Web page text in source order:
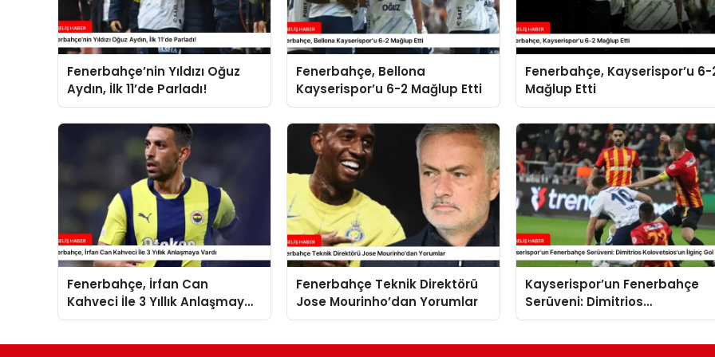
Fenerbahçe’nin Yıldızı Oğuz
Aydın, İlk 11’de Parladı!
Fenerbahçe, Bellona
Kayserispor’u 6-2 Mağlup Etti
Fenerbahçe, Kayserispor’u 6-
Mağlup Etti
Fenerbahçe, İrfan Can
Kahveci İle 3 Yıllık Anlaşmaya
Vardı
Fenerbahçe Teknik Direktörü
Jose Mourinho’dan Yorumlar
Kayserispor’un Fenerbahçe
Serüveni: Dimitrios
Kolovetsios’un İlginç Gol